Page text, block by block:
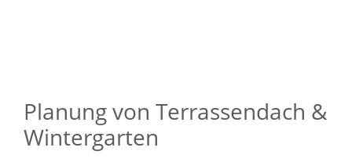
Planung von Terrassendach &
Wintergarten